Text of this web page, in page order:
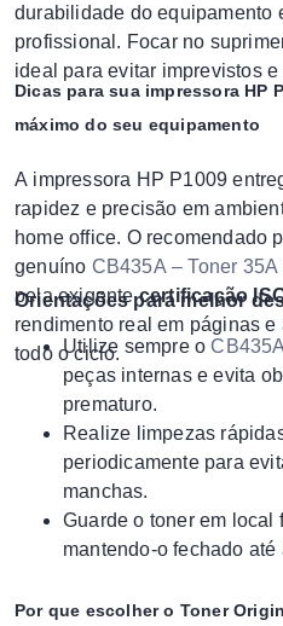
durabilidade do equipamento
profissional. Focar no
ideal para evitar imprevistos
Dicas para sua impressora HP
máximo do seu equipamento
A impressora HP P1009
rapidez e precisão em
home office. O recomendado
genuíno CB435A – Toner
pela exigentecertificação
rendimento real em páginas
todo o ciclo.
Orientações para melhor
Utilize sempre o
peças internas e evita
prematuro.
Realize limpezas
periodicamente para
manchas.
Guarde o toner em local
mantendo-o fechado até
Por que escolher o Toner